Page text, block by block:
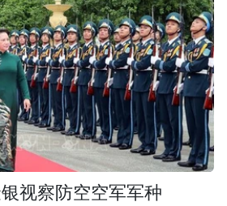
视察防空空军军种